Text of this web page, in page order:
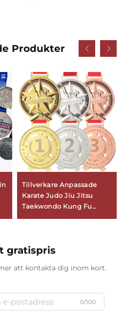
Produkter
Tillverkare Anpassade
Karate Judo Jiu Jitsu
Taekwondo Kung Fu
Sportpris Medaljer
gratispris
att kontakta dig inom kort.
0/100